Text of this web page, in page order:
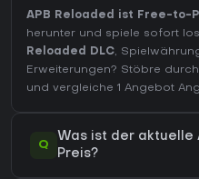
APB Reloaded ist Free-to-
herunter und spiele sofort
Reloaded DLC,
Erweiterungen? Stöbre
und vergleiche 1 Angebot
Q
Was ist der aktuelle
Preis?